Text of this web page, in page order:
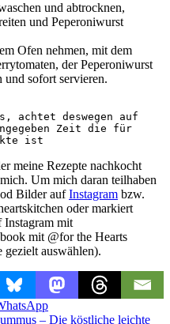
und abtrocknen,
und Peperoniwurst
Ofen nehmen, mit dem
der Peperoniwurst
und sofort servieren.
achtet deswegen auf
Zeit die für
meine Rezepte nachkocht
Um mich daran teilhaben
Bilder aufInstagram bzw.
oder markiert
Instagram mit
mit @for the Hearts
gezielt auswählen).
– Die köstliche leichte